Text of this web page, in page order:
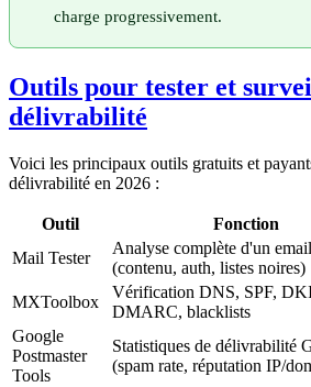
charge progressivement.
Outils pour tester et
délivrabilité
Voici les principaux outils gratuits et
délivrabilité en 2026 :
Outil Fonction
Mail Tester
Analyse complète d'un email
(contenu, auth, listes noires)
MXToolbox
Vérification DNS, SPF,
DMARC, blacklists
Google
Postmaster
Tools
Statistiques de délivrabilité
(spam rate, réputation IP/